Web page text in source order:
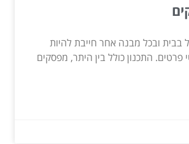
ובכל מבנה אחר חייבת להיות
פרטים. התכנון כולל בין היתר, מפסקים